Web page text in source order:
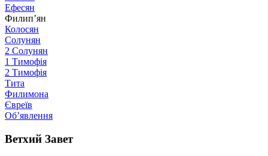
Ефесян
Филип’ян
Колосян
Солунян
2 Солунян
1 Тимофія
2 Тимофія
Тита
Филимона
Євреїв
Об’явлення
Ветхий Завет